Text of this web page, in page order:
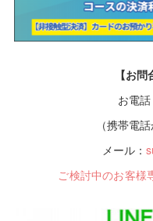
【お
お電
（携帯電
メール：
ご検討中のお客様